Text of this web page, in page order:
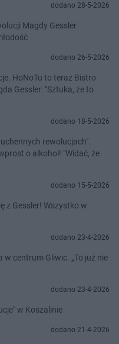
dodano 28-5-2026
Magdy Gessler
dodano 26-5-2026
HoNoTu to teraz Bistro
Gessler: "Sztuka, że to
dodano 18-5-2026
rewolucjach".
o alkohol! "Widać, że
dodano 15-5-2026
z Gessler! Wszystko w
dodano 23-4-2026
w centrum Gliwic. „To już nie
dodano 23-4-2026
w Koszalinie
dodano 21-4-2026